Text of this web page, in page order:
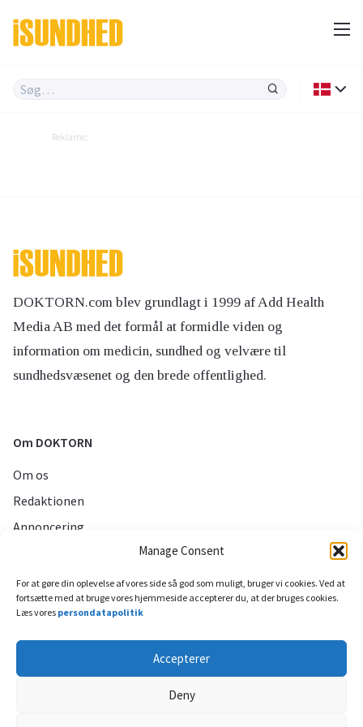
Manage Consent
For at gøre din oplevelse af vores side så god som muligt, bruger vi cookies. Ved at
fortsætte med at bruge vores hjemmeside accepterer du, at der bruges cookies.
Læs vores persondatapolitik
Accepterer
Deny
Reklame:
DOKTORN.com blev grundlagt i 1999 af Add Health
Media AB med det formål at formidle viden og
information om medicin, sundhed og velvære til
sundhedsvæsenet og den brede offentlighed.
Om DOKTORN
Om os
Redaktionen
Annoncering
Sociale medier
Til toppen